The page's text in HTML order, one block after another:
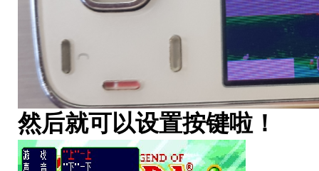
然后就可以设置按键啦！